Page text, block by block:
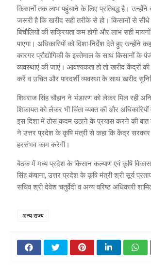
किसानों तक लाभ पहुंचाने के लिए प्रतिबद्ध है।
जरूरी है कि खरीद सही तरीके से हो। किसानों से
बिचौलियों की सक्रियता कम होगी और लाभ सही
पाएगा। अधिकारियों को दिशा-निर्देश देते हुए उन्होंने
कारगर प्रौद्योगिकी के इस्तेमाल के साथ किसानों के
व्यवस्थाएं की जाएं। आवश्यकता हो तो खरीद केंद्रों
करें व उचित और पारदर्शी व्यवस्था के साथ खरीद
शिवराज सिंह चौहान ने भंडारण को लेकर मिल रही
शिकायत को लेकर भी चिंता व्यक्त की और अधिकारियों
इस दिशा में ठोस कदम उठाने के प्रयास करने की बात
ने उत्तर प्रदेश के कृषि मंत्री से कहा कि केंद्र सरकार
हरसंभव काम करेगी।
बैठक में मध्य प्रदेश के किसान कल्याण एवं कृषि
सिंह कंषाना, उत्तर प्रदेश के कृषि मंत्री श्री सूर्य
सचिव श्री देवेश चतुर्वेदी व अन्य वरिष्ठ अधिकारी
अन्य राज्य